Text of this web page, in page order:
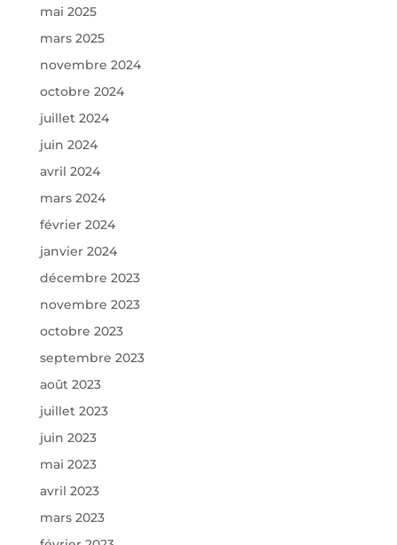
mai 2025
mars 2025
novembre 2024
octobre 2024
juillet 2024
juin 2024
avril 2024
mars 2024
février 2024
janvier 2024
décembre 2023
novembre 2023
octobre 2023
septembre 2023
août 2023
juillet 2023
juin 2023
mai 2023
avril 2023
mars 2023